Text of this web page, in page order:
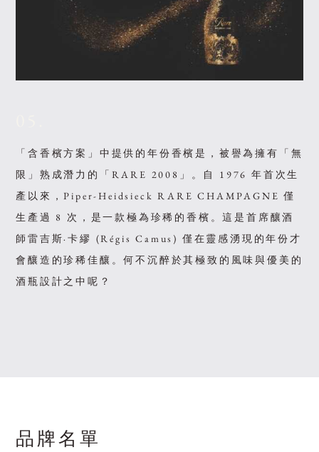
「含香檳方案」中提供的年份香檳是，被譽為擁有「無
限」熟成潛力的「RARE 2008」。自 1976 年首次生
產以來，Piper-Heidsieck RARE CHAMPAGNE 僅
生產過 8 次，是一款極為珍稀的香檳。這是首席釀酒
師雷吉斯·卡繆 (Régis Camus) 僅在靈感湧現的年份才
會釀造的珍稀佳釀。何不沉醉於其極致的風味與優美的
酒瓶設計之中呢？
品牌名單